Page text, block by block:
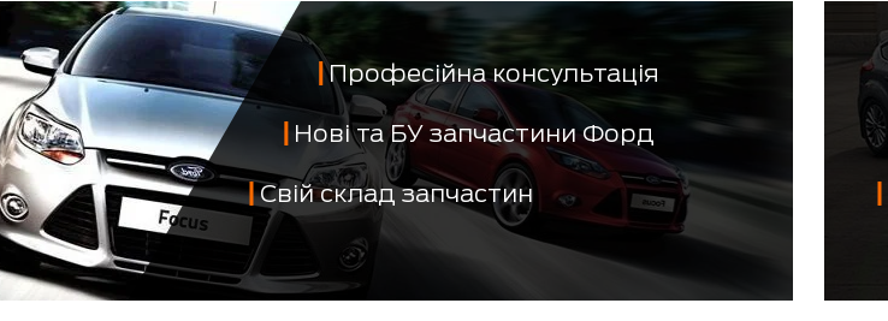
Професійна консультація
Нові та БУ запчастини Форд
Свій склад запчастин